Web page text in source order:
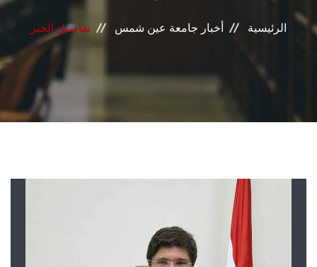
المراكز والوحدات
الأنظمة الذكية
الرئيسية أخبار جامعة عين شمس تفاصيل الخبر